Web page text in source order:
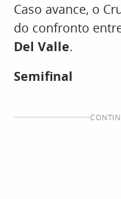
Caso avance, o
do confronto
Del Valle.
Semifinal